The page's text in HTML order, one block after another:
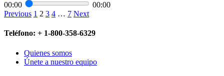
00:00
00:00
Previous 1 2 3 4 … 7 Next
Teléfono: + 1-800-358-6329
Quienes somos
Únete a nuestro equipo